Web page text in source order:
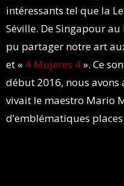
intéressants tel que la
Séville. De Singapour
pu partager notre art
et « 4 Mujeres 4». Ce
début 2016, nous avons
vivait le maestro Mario
d’emblématiques